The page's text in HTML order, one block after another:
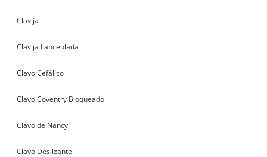
Clavija
Clavija Lanceolada
Clavo Cefálico
Clavo Coventry Bloqueado
Clavo de Nancy
Clavo Deslizante